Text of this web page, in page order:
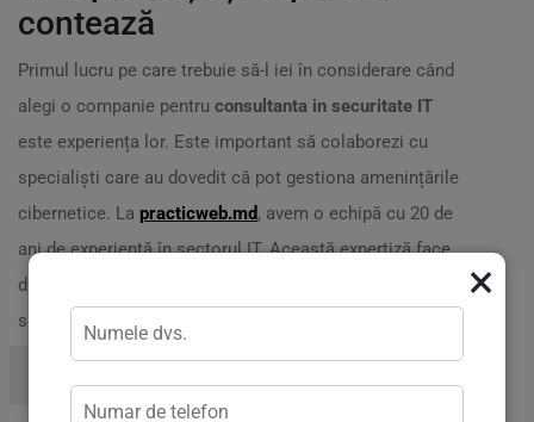
contează
Primul lucru pe care trebuie să-l iei în considerare când
alegi o companie pentru consultanta in securitate IT
este experiența lor. Este important să colaborezi cu
specialiști care au dovedit că pot gestiona amenințările
cibernetice. La practicweb.md, avem o echipă cu 20 de
ani de experiență în sectorul IT. Această expertiză face
diferența în evaluarea riscurilor și implementarea
soluțiilor necesare. ?️
lor de succes.
×